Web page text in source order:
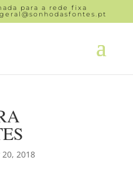
para a rede fixa
geral@sonhodasfontes.pt
20, 2018